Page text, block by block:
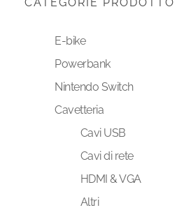
E-bike
Powerbank
Nintendo Switch
Cavetteria
Cavi USB
Cavi di rete
HDMI & VGA
Altri